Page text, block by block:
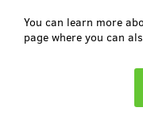
You can learn more
page where you can
Knihu ti vlastnoručně
K tomu návdavkem
špičkové kvalitě v den
jména na náš koncertní